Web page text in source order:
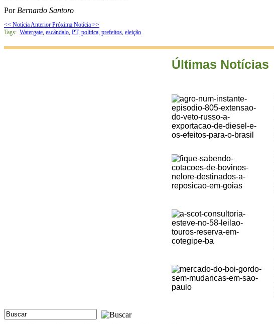
Por Bernardo Santoro
<< Notícia Anterior Próxima Notícia >>
Tags: Watergate, escândalo, PT, política, prefeitos, eleição
Últimas Notícias